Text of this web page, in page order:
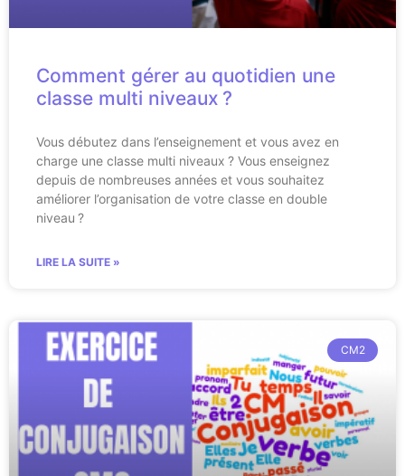
Comment gérer au quotidien une
classe multi niveaux ?
Vous débutez dans l’enseignement et vous avez en
charge une classe multi niveaux ? Vous enseignez
depuis de nombreuses années et vous souhaitez
améliorer l’organisation de votre classe en double
niveau ?
LIRE LA SUITE »
CM2